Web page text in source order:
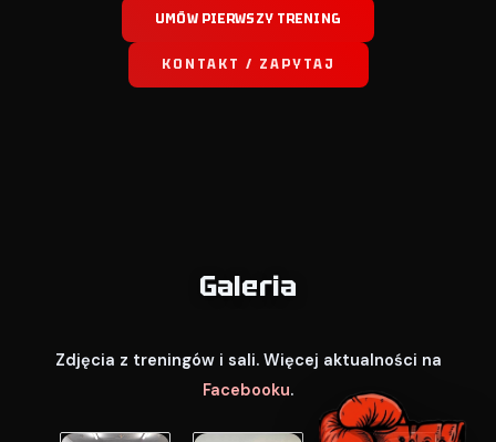
UMÓW PIERWSZY TRENING
KONTAKT / ZAPYTAJ
Galeria
Zdjęcia z treningów i sali. Więcej aktualności na
Facebooku.